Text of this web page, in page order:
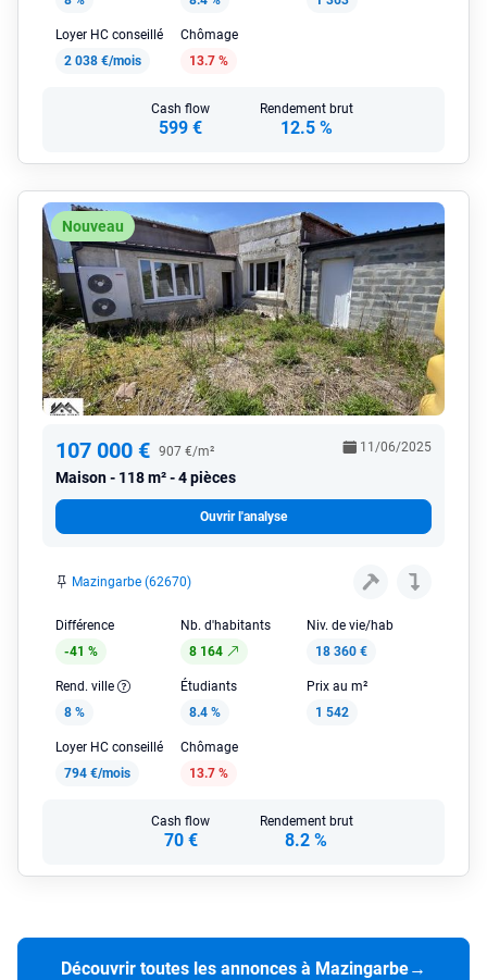
Loyer HC conseillé
2 038 €/mois
Chômage
13.7 %
Cash flow
599 €
Rendement brut
12.5 %
Nouveau
107 000 € 907 €/m²
Maison 118 m² - 4 pièces
11/06/2025
Ouvrir l'analyse
Mazingarbe (62670)
Différence
-41 %
Nb. d'habitants
8 164
Niv. de vie/hab
18 360 €
Rend. ville
8 %
Étudiants
8.4 %
Prix au m²
1 542
Loyer HC conseillé
794 €/mois
Chômage
13.7 %
Cash flow
70 €
Rendement brut
8.2 %
Découvrir toutes les annonces à Mazingarbe→